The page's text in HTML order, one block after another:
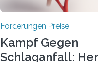
Förderungen Preise
Kampf Gegen
Schlaganfall: